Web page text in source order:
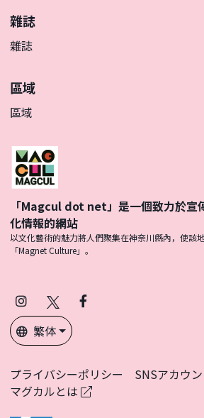
雜誌
雜誌
區域
區域
「Magcul dot net」是一個致力於宣
化情報的網站
以文化藝術的魅力將人們聚集在神奈川縣內，使該
「Magnet Culture」。
Instagram
(Twitter)
Facebook
繁体
プライバシーポリシー
SNSアカウ
マグカルとは